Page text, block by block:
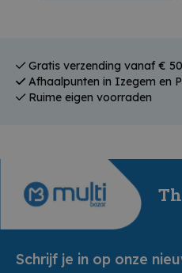
Gratis verzending vanaf €
Afhaalpunten in Izegem en
Ruime eigen voorraden
Schrijf je in op onze